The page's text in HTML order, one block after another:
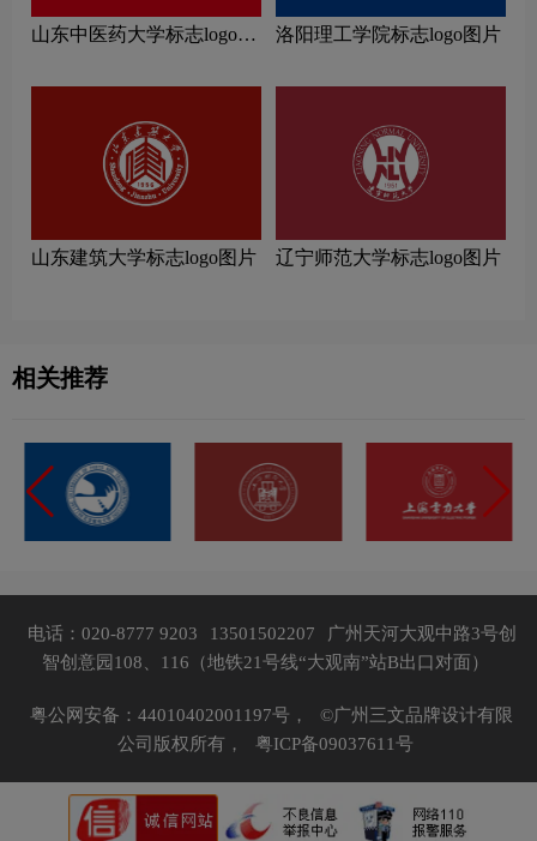
山东中医药大学标志logo图
洛阳理工学院标志logo图片
山东建筑大学标志logo图片 辽宁师范大学标志logo图片
相关推荐
电话：020-8777 9203 13501502207
广州天河大观中路3号创
智创意园108、116（地铁21号线“大观南”站B出口对面）
粤公网安备：44010402001197号，
©广州三文品牌设计有限
公司版权所有，
粤ICP备09037611号